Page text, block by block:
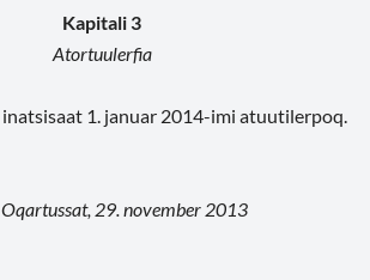
Kapitali 3
Atortuulerfia
1. januar 2014-imi atuutilerpoq.
29. november 2013